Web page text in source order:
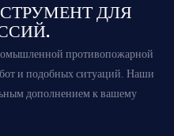
ДЛЯ
противопожарной
и подобных ситуаций. Наши
дополнением к вашему